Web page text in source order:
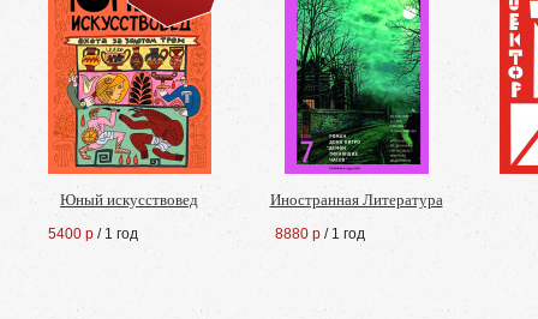
Юный искусствовед
5400 р / 1 год
Иностранная Литература
8880 р / 1 год